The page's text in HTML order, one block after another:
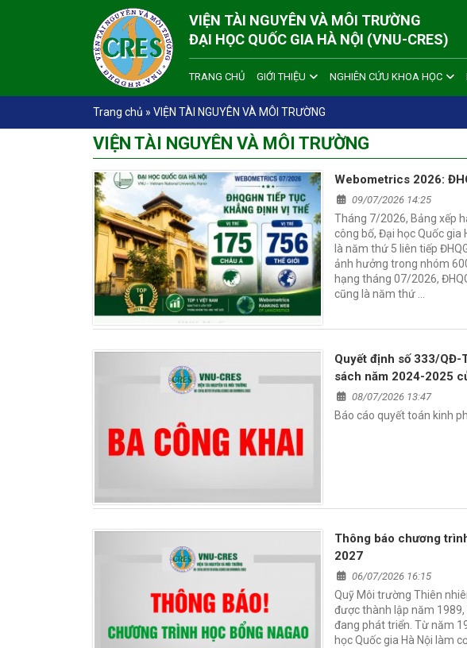
VIỆN TÀI NGUYÊN VÀ MÔI TRƯỜNG
ĐẠI HỌC QUỐC GIA HÀ NỘI (VNU-CRES)
TRANG CHỦ GIỚI THIỆU NGHIÊN CỨU KHOA HỌC
Trang chủ » VIỆN TÀI NGUYÊN VÀ MÔI TRƯỜNG
VIỆN TÀI NGUYÊN VÀ MÔI TRƯỜNG
Webometrics 2026:
09/07/2026 14:25
Tháng 7/2026, Bảng xếp
công bố, Đại học Quốc gia
là năm thứ 5 liên tiếp
ảnh hưởng trong nhóm
hạng tháng 07/2026,
cũng là năm thứ …
Quyết định số 333/QĐ-
sách năm 2024-2025
08/07/2026 13:47
Báo cáo quyết toán kinh
Thông báo chương
2027
06/07/2026 16:15
Quỹ Môi trường Thiên
được thành lập năm
đang phát triển. Từ năm
học Quốc gia Hà Nội làm